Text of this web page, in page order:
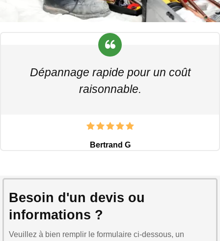
Dépannage rapide pour un coût
raisonnable.
Bertrand G
Besoin d'un devis ou
informations ?
Veuillez à bien remplir le formulaire ci-dessous, un